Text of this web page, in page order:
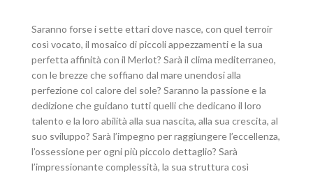
Saranno forse i sette ettari dove nasce, con quel terroir
così vocato, il mosaico di piccoli appezzamenti e la sua
perfetta affinità con il Merlot? Sarà il clima mediterraneo,
con le brezze che soffiano dal mare unendosi alla
perfezione col calore del sole? Saranno la passione e la
dedizione che guidano tutti quelli che dedicano il loro
talento e la loro abilità alla sua nascita, alla sua crescita, al
suo sviluppo? Sarà l’impegno per raggiungere l’eccellenza,
l’ossessione per ogni più piccolo dettaglio? Sarà
l’impressionante complessità, la sua struttura così